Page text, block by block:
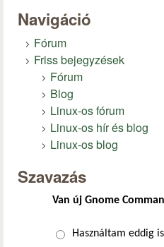
Navigáció
Fórum
Friss bejegyzések
Fórum
Blog
Linux-os fórum
Linux-os hír és blog
Linux-os blog
Szavazás
Van új Gnome
Választások
Használtam eddig